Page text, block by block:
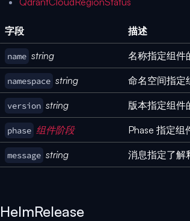
字段 描述
name string 名称指定组件
namespace string 命名空间指定
version string 版本指定组件
phase 组件阶段 Phase 指定组
message string 消息指定了解
HelmRelease